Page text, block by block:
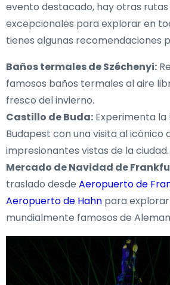
evento destacado, hay otras
excepcionales para explorar en
tienes algunas recomendaciones
Baños termales de Széchenyi:
famosos baños termales al aire
fresco del invierno.
Castillo de Buda: Experimenta la
Budapest con una visita al icónico
impresionantes vistas de la ciudad.
Mercado de Navidad de
traslado desde Aeropuerto de
Aeropuerto de Hahn para
mundialmente famosos de